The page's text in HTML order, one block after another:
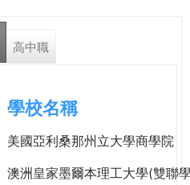
高中職
學校名稱
美國亞利桑那州立大學商學院
澳洲皇家墨爾本理工大學(雙聯